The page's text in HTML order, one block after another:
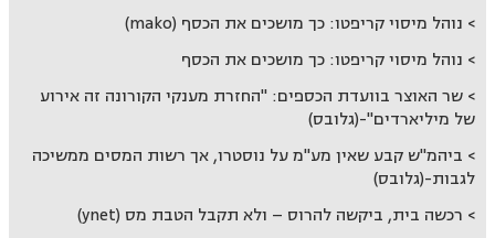
נוהל מיסוי קריפטו: כך מושכים את הכסף (mako)
נוהל מיסוי קריפטו: כך מושכים את הכסף
שר האוצר בוועדת הכספים: "החזרת מענקי הקורונה זה אירוע
של מיליארדים"-(גלובס)
ביהמ"ש קבע שאין מע"מ על נוסטרו, אך רשות המסים ממשיכה
לגבות-(גלובס)
רכשה בית, ביקשה להרוס – ולא תקבל הטבת מס (ynet)